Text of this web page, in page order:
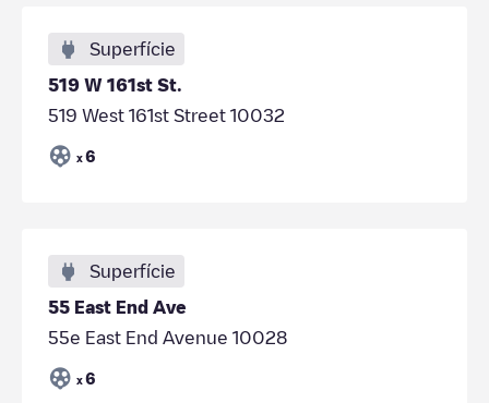
Superfície
519 W 161st St.
519 West 161st Street 10032
x 6
Superfície
55 East End Ave
55e East End Avenue 10028
x 6